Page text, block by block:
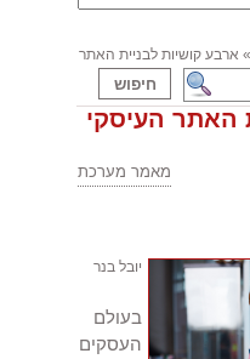
» ארבע קושיות לבניית האתר
האתר העיסקי
מאמר מערכת
יובל בנר
בעולם
העסקים